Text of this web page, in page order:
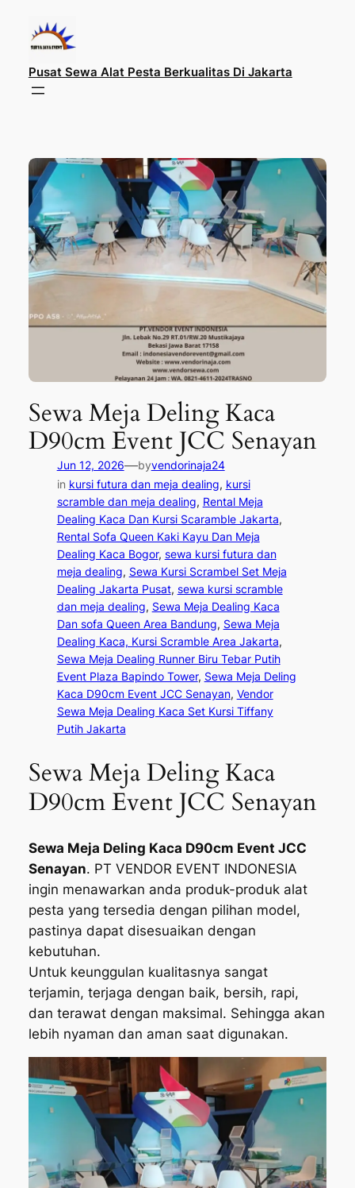
konten
Pusat Sewa Alat Pesta Berkualitas Di Jakarta
Sewa Meja Deling Kaca
D90cm Event JCC Senayan
Jun 12, 2026—byvendorinaja24
in kursi futura dan meja dealing, kursi
scramble dan meja dealing, Rental Meja
Dealing Kaca Dan Kursi Scaramble Jakarta
Rental Sofa Queen Kaki Kayu Dan Meja
Dealing Kaca Bogor, sewa kursi futura dan
meja dealing, Sewa Kursi Scrambel Set Meja
Dealing Jakarta Pusat, sewa kursi scramble
dan meja dealing, Sewa Meja Dealing Kaca
Dan sofa Queen Area Bandung, Sewa Meja
Dealing Kaca, Kursi Scramble Area Jakarta
Sewa Meja Dealing Runner Biru Tebar Putih
Event Plaza Bapindo Tower, Sewa Meja Deling
Kaca D90cm Event JCC Senayan, Vendor
Sewa Meja Dealing Kaca Set Kursi Tiffany
Putih Jakarta
Sewa Meja Deling Kaca
D90cm Event JCC Senayan
Sewa Meja Deling Kaca D90cm Event JCC
Senayan. PT VENDOR EVENT INDONESIA
ingin menawarkan anda produk-produk alat
pesta yang tersedia dengan pilihan model,
pastinya dapat disesuaikan dengan
kebutuhan.
Untuk keunggulan kualitasnya sangat
terjamin, terjaga dengan baik, bersih, rapi,
dan terawat dengan maksimal. Sehingga akan
lebih nyaman dan aman saat digunakan.